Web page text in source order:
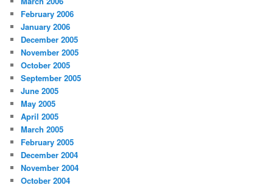
February 2006
January 2006
December 2005
November 2005
October 2005
September 2005
June 2005
May 2005
April 2005
March 2005
February 2005
December 2004
November 2004
October 2004